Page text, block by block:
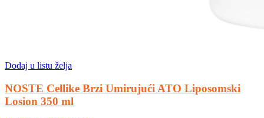
Dodaj u listu želja
NOSTE Cellike Brzi Umirujući ATO Liposomski
Losion 350 ml